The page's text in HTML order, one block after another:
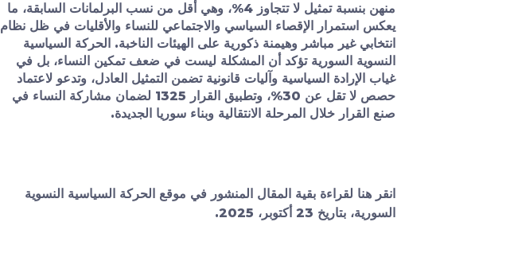
منهن بنسبة تمثيل لا تتجاوز 4%، وهي أقل من نسب البرلمانات السابقة، ما
يعكس استمرار الإقصاء السياسي والاجتماعي للنساء والأقليات في ظل نظام
انتخابي غير مباشر وهيمنة ذكورية على الهيئات الناخبة. الحركة السياسية
النسوية السورية تؤكد أن المشكلة ليست في ضعف تمكين النساء، بل في
غياب الإرادة السياسية وآليات قانونية تضمن التمثيل العادل، وتدعو لاعتماد
حصص لا تقل عن 30%، وتطبيق القرار 1325 لضمان مشاركة النساء في
صنع القرار خلال المرحلة الانتقالية وبناء سوريا الجديدة.
انقر هنا لقراءة بقية المقال المنشور في موقع الحركة السياسية النسوية
السورية، بتاريخ 23 أكتوبر، 2025.